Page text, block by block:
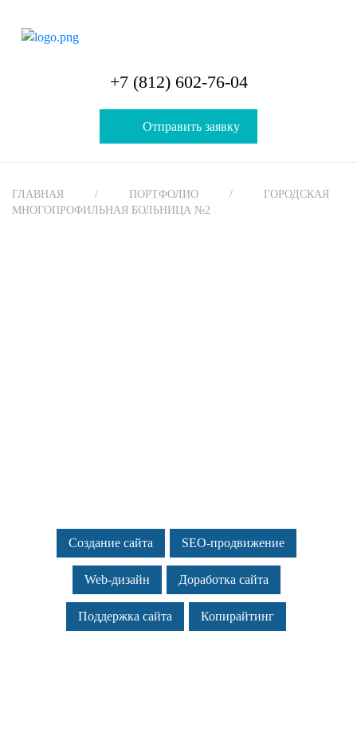
+7 (812) 602-76-04
Отправить заявку
ГЛАВНАЯ ПОРТФОЛИО
ГОРОДСКАЯ
МНОГОПРОФИЛЬНАЯ БОЛЬНИЦА №2
Создание сайта SEO-продвижение
Web-дизайн Доработка сайта
Поддержка сайта Копирайтинг